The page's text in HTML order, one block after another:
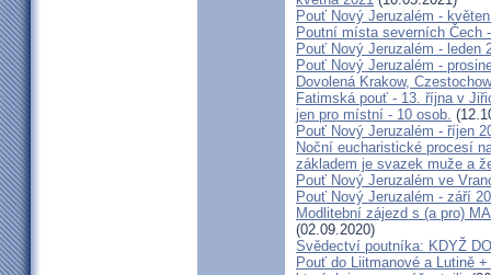
Pouť Nový Jeruzalém -
Poutní místa severních Čech
Pouť Nový Jeruzalém - leden
Pouť Nový Jeruzalém -
Dovolená Krakow,
Fatimská pouť - 13. října v
jen pro místní - 10 osob.
Pouť Nový Jeruzalém - říjen
Noční eucharistické procesí
základem je svazek muže a
Pouť Nový Jeruzalém ve
Pouť Nový Jeruzalém - září
Modlitební zájezd s (a pro)
(02.09.2020)
Svědectví poutníka: KDYŽ
Pouť do Liitmanové a Lutině